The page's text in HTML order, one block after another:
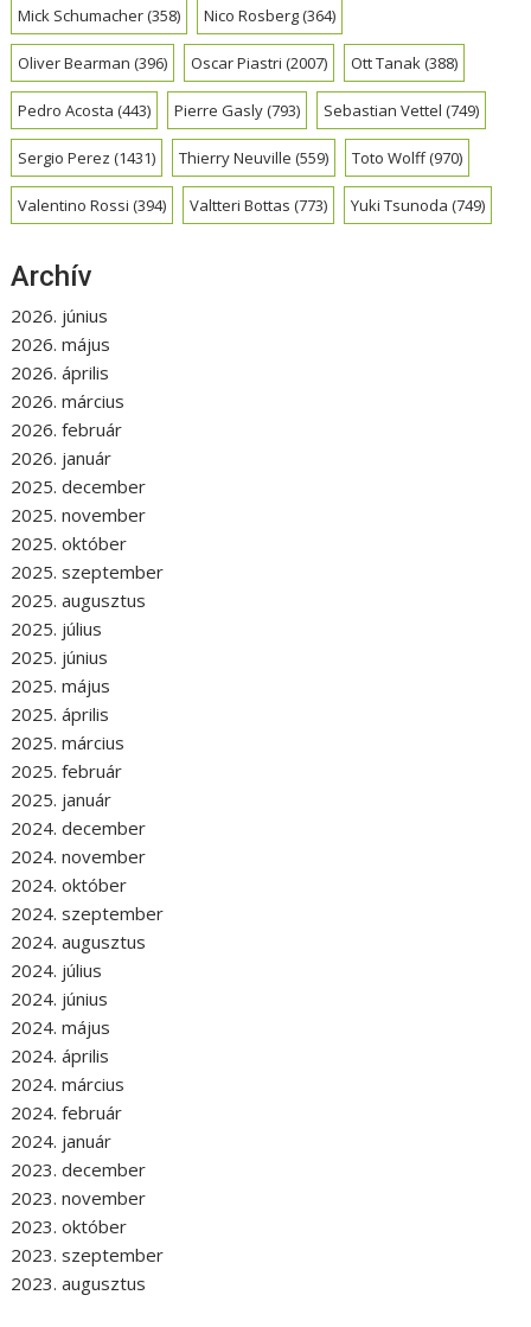
Mick Schumacher(358) Nico Rosberg(364)
Oliver Bearman (396) Oscar Piastri (2007) Ott Tanak(388)
Pedro Acosta (443) Pierre Gasly(793) Sebastian Vettel (749)
Sergio Perez (1431) Thierry Neuville (559) Toto Wolff(970)
Valentino Rossi (394) Valtteri Bottas (773) Yuki Tsunoda (749)
Archív
2026. június
2026. május
2026. április
2026. március
2026. február
2026. január
2025. december
2025. november
2025. október
2025. szeptember
2025. augusztus
2025. július
2025. június
2025. május
2025. április
2025. március
2025. február
2025. január
2024. december
2024. november
2024. október
2024. szeptember
2024. augusztus
2024. július
2024. június
2024. május
2024. április
2024. március
2024. február
2024. január
2023. december
2023. november
2023. október
2023. szeptember
2023. augusztus